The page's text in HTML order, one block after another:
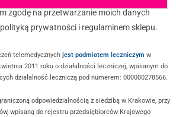
zgodę na przetwarzanie moich danych
prywatności i regulaminem sklepu.
telemedycznychjest podmiotem leczniczym w
2011 roku o działalności leczniczej, wpisanym do
działalność leczniczą pod numerem: 000000278566.
odpowiedzialnością z siedzibą w Krakowie, przy
wpisaną do rejestru przedsiębiorców Krajowego